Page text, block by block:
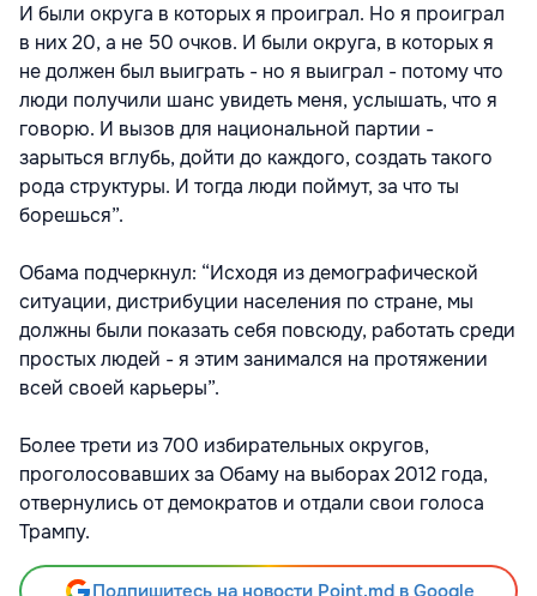
И были округа в которых я проиграл. Но я проиграл
в них 20, а не 50 очков. И были округа, в которых я
не должен был выиграть - но я выиграл - потому что
люди получили шанс увидеть меня, услышать, что я
говорю. И вызов для национальной партии -
зарыться вглубь, дойти до каждого, создать такого
рода структуры. И тогда люди поймут, за что ты
борешься”.
Обама подчеркнул: “Исходя из демографической
ситуации, дистрибуции населения по стране, мы
должны были показать себя повсюду, работать среди
простых людей - я этим занимался на протяжении
всей своей карьеры”.
Более трети из 700 избирательных округов,
проголосовавших за Обаму на выборах 2012 года,
отвернулись от демократов и отдали свои голоса
Трампу.